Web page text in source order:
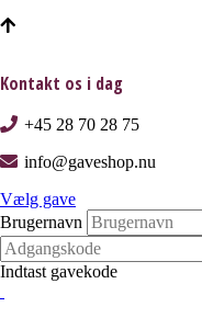
Kontakt os i dag
+45 28 70 28 75
info@gaveshop.nu
Vælg gave
Brugernavn
Indtast gavekode